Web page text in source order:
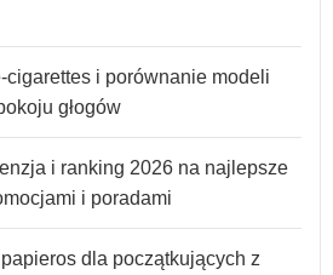
cigarettes i porównanie modeli
głogów
i ranking 2026 na najlepsze
i poradami
dla początkujących z